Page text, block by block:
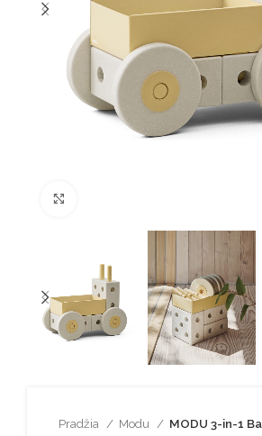
Pradžia Modu MODU 3-in-1